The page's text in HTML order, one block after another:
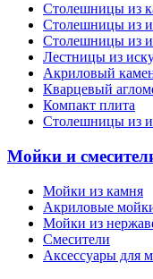
Столешницы из
Cтолешницы из
Cтолешницы из
Лестницы из
Акриловый
Кварцевый
Компакт плита
Столешницы из
Мойки и
Мойки из камня
Акриловые
Мойки из
Смесители
Аксессуары для